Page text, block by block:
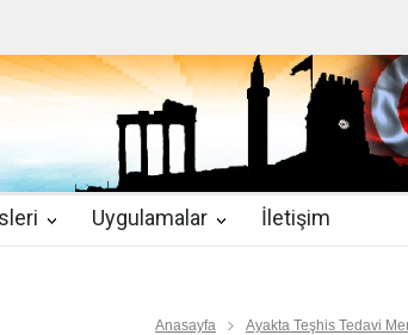
AYI DİYALİZ MERKEZLERİ CİHAZ ARTIRIMLARI|
ve Teleradyoloji Birimi Genelgesi 2019/16 |
Pratisyen Hekim Kadrosunda Çalıştırma
Uygulamalar İletişim
Anasayfa Ayakta Teşhis Tedavi